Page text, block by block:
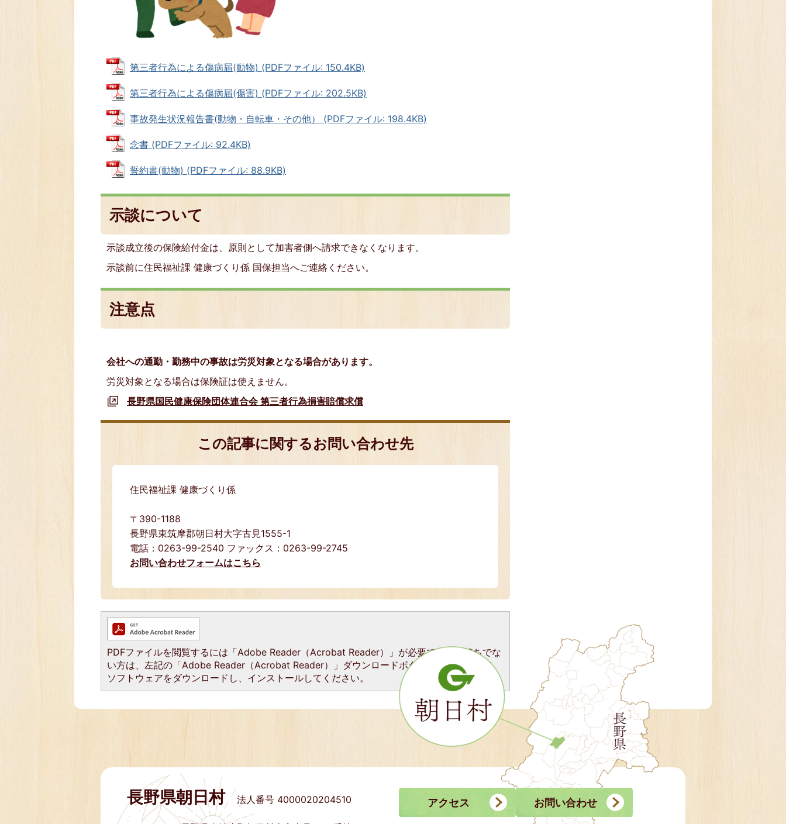
第三者行為による傷病届(動物) (PDFファイル: 150.4KB)
第三者行為による傷病届(傷害) (PDFファイル: 202.5KB)
事故発生状況報告書(動物・自転車・その他） (PDFファイル: 198.4KB)
念書 (PDFファイル: 92.4KB)
誓約書(動物) (PDFファイル: 88.9KB)
示談について
示談成立後の保険給付金は、原則として加害者側へ請求できなくなります。
示談前に住民福祉課 健康づくり係 国保担当へご連絡ください。
注意点
会社への通勤・勤務中の事故は労災対象となる場合があります。
労災対象となる場合は保険証は使えません。
長野県国民健康保険団体連合会 第三者行為損害賠償求償
この記事に関するお問い合わせ先
住民福祉課 健康づくり係
〒390-1188
長野県東筑摩郡朝日村大字古見1555-1
電話：0263-99-2540 ファックス：0263-99-2745
お問い合わせフォームはこちら
PDFファイルを閲覧するには「Adobe Reader（Acrobat Reader）」が必要です。お持ちでな
い方は、左記の「Adobe Reader（Acrobat Reader）」ダウンロードボタンをクリックして、
ソフトウェアをダウンロードし、インストールしてください。
長野県朝日村 法人番号 4000020204510 アクセス お問い合わせ